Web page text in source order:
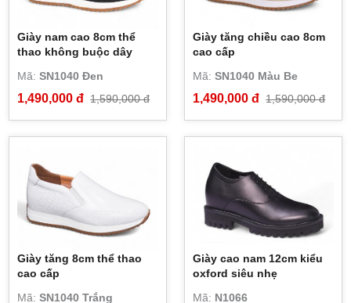
Giày nam cao 8cm thể
thao không buộc dây
Mã:SN1040 Đen
1,490,000 đ 1,590,000 đ
Giày tăng chiều cao 8cm
cao cấp
Mã:SN1040 Màu Be
1,490,000 đ 1,590,000 đ
Giày tăng 8cm thể thao
cao cấp
Mã:SN1040 Trắng
Giày cao nam 12cm kiểu
oxford siêu nhẹ
Mã: N1066